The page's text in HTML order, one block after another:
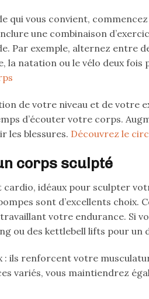
qui vous convient,
une combinaison
Par exemple, alternez entre
la natation ou le vélo deux fois
de votre niveau et de votre
d’écouter votre corps.
les blessures. Découvrez le
corps sculpté
idéaux pour sculpter
sont d’excellents choix.
votre endurance. Si
ou des kettlebell lifts pour un
: ils renforcent votre
variés, vous maintiendrez